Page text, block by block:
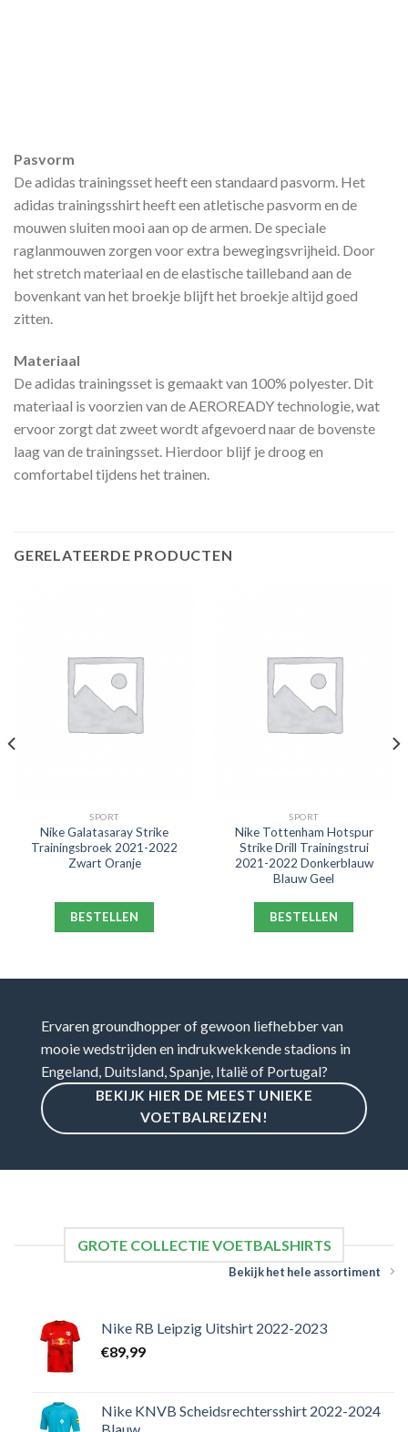
Pasvorm
De adidas trainingsset heeft een standaard pasvorm. Het
adidas trainingsshirt heeft een atletische pasvorm en de
mouwen sluiten mooi aan op de armen. De speciale
raglanmouwen zorgen voor extra bewegingsvrijheid. Door
het stretch materiaal en de elastische tailleband aan de
bovenkant van het broekje blijft het broekje altijd goed
zitten.
Materiaal
De adidas trainingsset is gemaakt van 100% polyester. Dit
materiaal is voorzien van de AEROREADY technologie, wat
ervoor zorgt dat zweet wordt afgevoerd naar de bovenste
laag van de trainingsset. Hierdoor blijf je droog en
comfortabel tijdens het trainen.
GERELATEERDE PRODUCTEN
SPORT
Nike Galatasaray Strike
Trainingsbroek 2021-2022
Zwart Oranje
BESTELLEN
SPORT
Nike Tottenham Hotspur
Strike Drill Trainingstrui
2021-2022 Donkerblauw
Blauw Geel
BESTELLEN
Ervaren groundhopper of gewoon liefhebber van
mooie wedstrijden en indrukwekkende stadions in
Engeland, Duitsland, Spanje, Italië of Portugal?
BEKIJK HIER DE MEEST UNIEKE
VOETBALREIZEN!
GROTE COLLECTIE VOETBALSHIRTS
Bekijk het hele assortiment
Nike RB Leipzig Uitshirt 2022-2023
€89,99
Nike KNVB Scheidsrechtersshirt 2022-2024
Blauw